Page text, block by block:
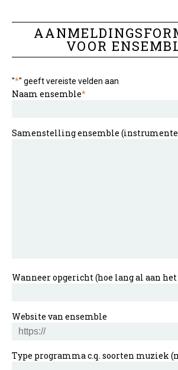
VOOR
"*" geeft vereiste velden aan
Naam ensemble*
Samenstelling ensemble
Wanneer opgericht (hoe lang al aan
Website van ensemble
Type programma c.q. soorten muziek